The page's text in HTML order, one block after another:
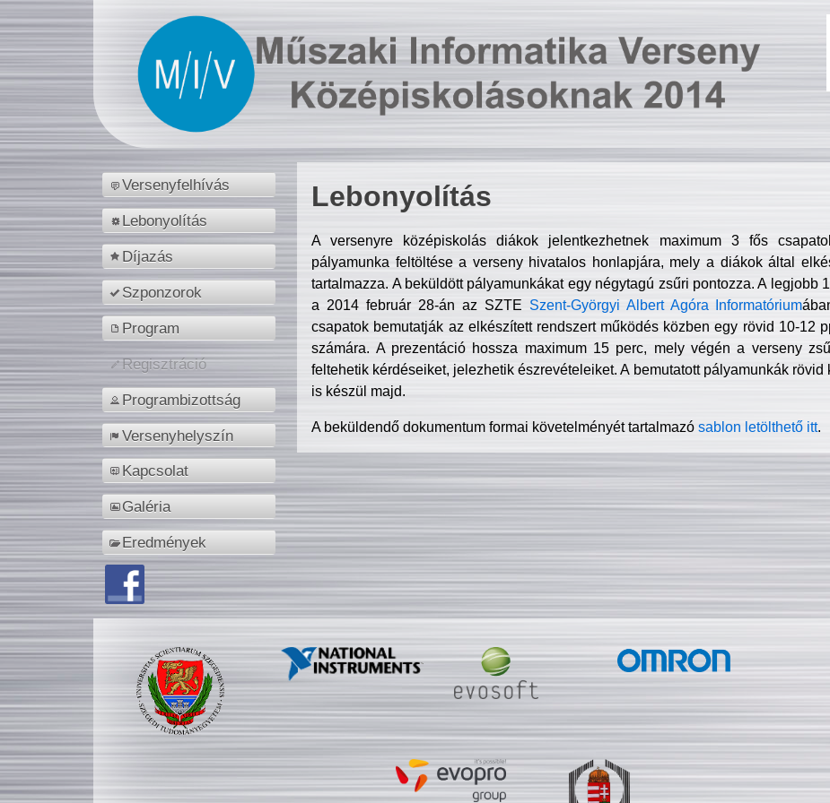
Versenyfelhívás
Lebonyolítás
Díjazás
Szponzorok
Program
Regisztráció
Programbizottság
Versenyhelyszín
Kapcsolat
Galéria
Eredmények
Lebonyolítás
A versenyre középiskolás diákok jelentkezhetnek maximum 3 fős
pályamunka feltöltése a verseny hivatalos honlapjára, mely a diákok által
tartalmazza. A beküldött pályamunkákat egy négytagú zsűri pontozza. A legjobb
a 2014 február 28-án az SZTE Szent-Györgyi Albert Agóra Informatórium
csapatok bemutatják az elkészített rendszert működés közben egy rövid 10-12
számára. A prezentáció hossza maximum 15 perc, mely végén a verseny
feltehetik kérdéseiket, jelezhetik észrevételeiket. A bemutatott pályamunkák
is készül majd.
A beküldendő dokumentum formai követelményét tartalmazósablon letölthető itt.